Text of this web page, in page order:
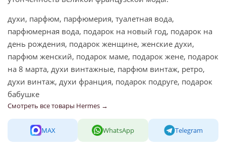
духи, парфюм, парфюмерия, туалетная вода,
парфюмерная вода, подарок на новый год, подарок на
день рождения, подарок женщине, женские духи,
парфюм женский, подарок маме, подарок жене, подарок
на 8 марта, духи винтажные, парфюм винтаж, ретро,
духи винтаж, духи франция, подарок подруге, подарок
бабушке
Смотреть все товары Hermes →
MAX WhatsApp Telegram